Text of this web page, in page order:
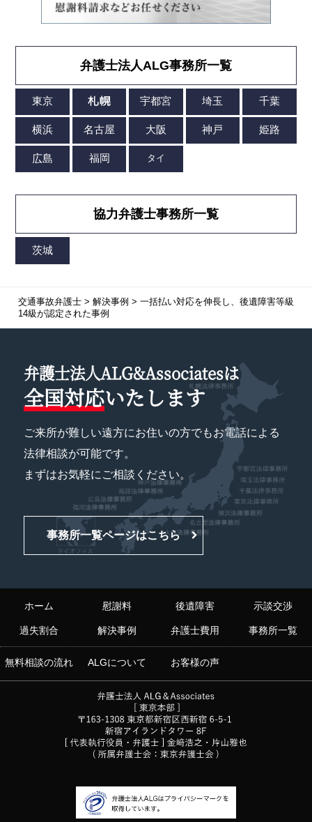
弁護士法人ALG事務所一覧
協力弁護士事務所一覧
交通事故弁護士> 解決事例 > 一括払い対応を伸長し、後遺障害等級
14級が認定された事例
弁護士法人ALG&Associatesは
全国対応いたします
ご来所が難しい遠方にお住いの方でもお電話による
法律相談が可能です。
まずはお気軽にご相談ください。
事務所一覧ページはこちら
ホーム 慰謝料 後遺障害 示談交渉
過失割合 解決事例 弁護士費用 事務所一覧
無料相談の流れ ALGについて お客様の声